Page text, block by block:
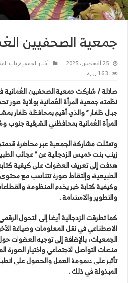
جمعية الصحفيين
25 أغسطس، 2025 أخبار الجمعية,باب
163 زيارة
صلالة / شاركت جمعية الصحفيين العُمانية
نظمته جمعية المرأة العُمانية بولاية صور
المرأة العُمانية بمحافظتي الشرقية جنوب وشمال
وتمثلت مشاركة الجمعية عبر محاضرة
زينب بنت خميس الزدجالية عن ” عجائب
هدفت إلى تعريف العضوات على كيفية
الطبيعية، وإلتقاط صورة تتناسب مع
وكيفية كتابة خبر يخدم المنظومة
والتطوير والاستدامة .
كما تطرقت الزدجالية أيضا إلى التحول
الاصطناعي في نقل المعلومات وصياغة
الجمعيات ، بالإضافة إلى توجيه العضوات
منصات التواصل الاجتماعي واختيار الصورة
تأثير على ديمومة العمل والحصول على
المبذولة في ذلك .